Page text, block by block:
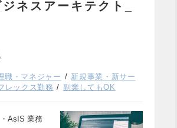
ネスアーキテクト_
職・マネジャー
新規事業・新サー
レックス勤務 副業してもOK
AsIS 業務